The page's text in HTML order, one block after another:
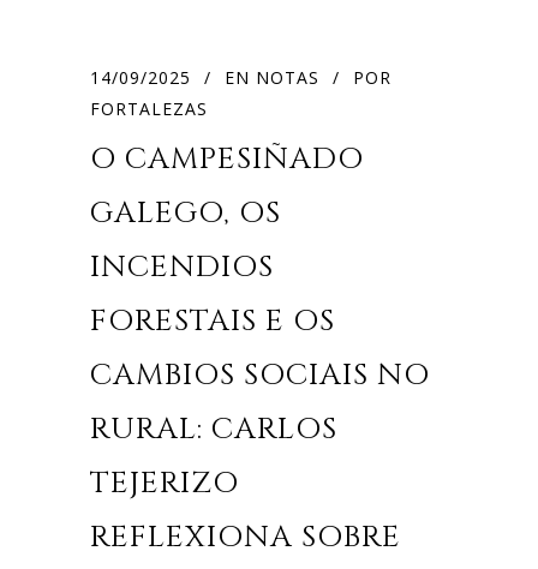
14/09/2025 EN NOTAS
POR
FORTALEZAS
O CAMPESIÑADO
GALEGO, OS
INCENDIOS
FORESTAIS E OS
CAMBIOS SOCIAIS NO
RURAL: CARLOS
TEJERIZO
REFLEXIONA SOBRE